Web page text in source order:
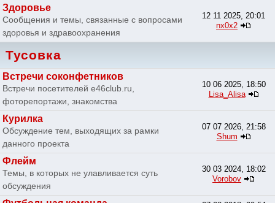
Здоровье
Сообщения и темы, связанные с вопросами
здоровья и здравоохранения
12 11 2025, 20:01
nx0x2
Тусовка
Встречи соконфетников
Встречи посетителей e46club.ru,
фоторепортажи, знакомства
10 06 2025, 18:50
Lisa_Alisa
Курилка
Обсуждение тем, выходящих за рамки
данного проекта
07 07 2026, 21:58
Shum
Флейм
Темы, в которых не улавливается суть
обсуждения
30 03 2024, 18:02
Vorobov